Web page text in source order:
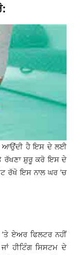
ਆਉਂਦੀ ਹੈ ਇਸ ਦੇ ਲਈ
ਰੱਖਣਾ ਸ਼ੁਰੂ ਕਰੋ ਇਸ ਦੇ
ਰੱਖੋ ਇਸ ਨਾਲ ਘਰ ’ਚ
ਏਅਰ ਫਿਲਟਰ ਨਹੀਂ
ਹੀਟਿੰਗ ਸਿਸਟਮ ਦੇ